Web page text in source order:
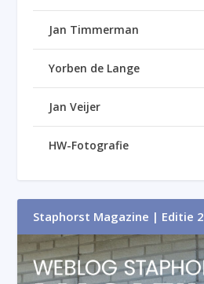
Jan Timmerman
Yorben de Lange
Jan Veijer
HW-Fotografie
Staphorst Magazine | Editie 2